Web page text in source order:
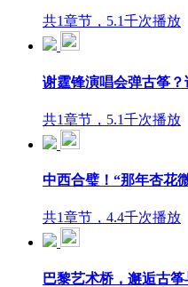
共1章节，5.1千次播放
谢霆锋演唱会弹古筝？
共1章节，5.1千次播放
中西合璧！“那年杏花
共1章节，4.4千次播放
巴黎艺术桥，邂逅古